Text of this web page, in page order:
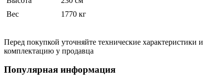
Вес
1770 кг
Перед покупкой уточняйте технические характеристики и
комплектацию у продавца
Популярная информация